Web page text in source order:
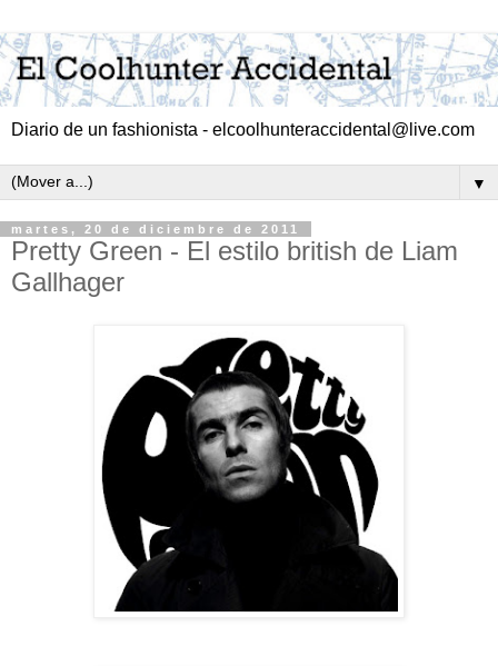
Diario de un fashionista - elcoolhunteraccidental@live.com
▼
martes, 20 de diciembre de 2011
Pretty Green - El estilo british de Liam
Gallhager